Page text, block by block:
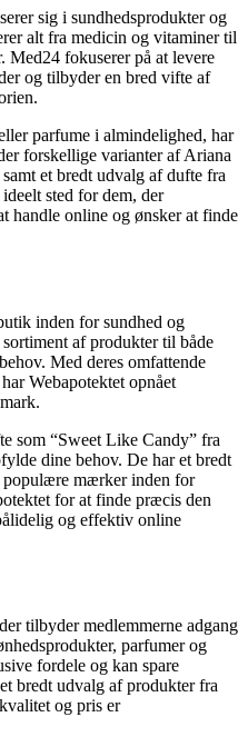
sig i sundhedsprodukter og
alt fra medicin og vitaminer til
Med24 fokuserer på at levere
og tilbyder en bred vifte af
parfume i almindelighed, har
forskellige varianter af Ariana
et bredt udvalg af dufte fra
sted for dem, der
handle online og ønsker at finde
inden for sundhed og
af produkter til både
Med deres omfattende
Webapotektet opnået
som “Sweet Like Candy” fra
dine behov. De har et bredt
populære mærker inden for
for at finde præcis den
og effektiv online
tilbyder medlemmerne adgang
parfumer og
fordele og kan spare
bredt udvalg af produkter fra
og pris er